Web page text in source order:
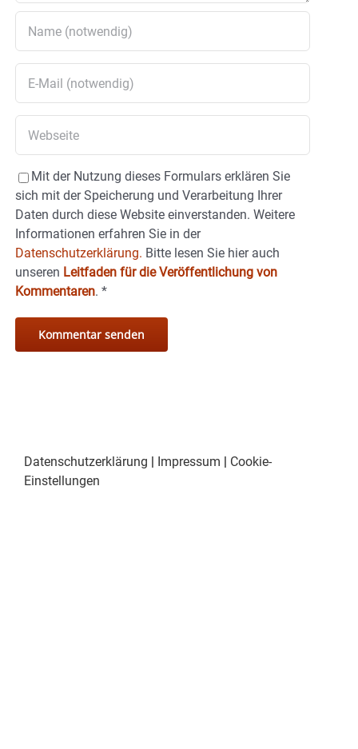
Mit der Nutzung dieses Formulars erklären Sie
sich mit der Speicherung und Verarbeitung Ihrer
Daten durch diese Website einverstanden. Weitere
Informationen erfahren Sie in der
Datenschutzerklärung. Bitte lesen Sie hier auch
unseren Leitfaden für die Veröffentlichung von
Kommentaren. *
Datenschutzerklärung Impressum
Cookie-
Einstellungen